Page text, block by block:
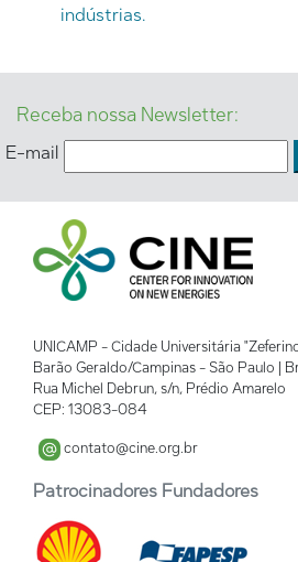
indústrias.
Receba nossa Newsletter:
E-mail
UNICAMP - Cidade Universitária
Barão Geraldo/Campinas - São Paulo |
Rua Michel Debrun, s/n, Prédio Amarelo
CEP: 13083-084
contato@cine.org.br
Patrocinadores Fundadores